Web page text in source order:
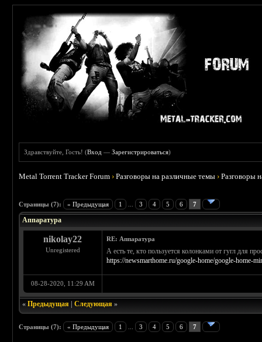
Здравствуйте, Гость! (Вход —Зарегистрироваться)
Metal Torrent Tracker Forum ›Разговоры на различные темы ›Разговоры
Страницы (7): « Предыдущая 1 3 4 5 6 7
Аппаратура
nikolay22
Unregistered
RE: Аппаратура
А есть те, кто пользуется колонками от гугл для
https://newsmarthome.ru/google-home/google-home-
08-28-2020, 11:29 AM
«Предыдущая |Следующая »
Страницы (7): « Предыдущая 1 3 4 5 6 7